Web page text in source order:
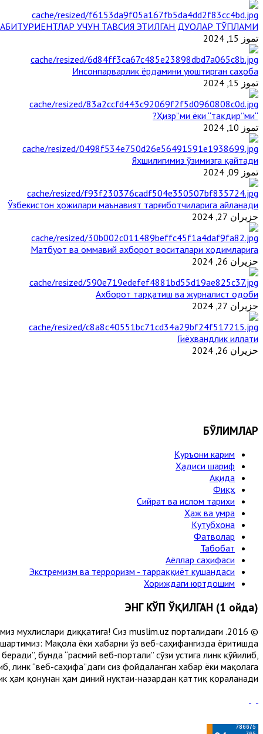
АБИТУРИЕНТЛАР УЧУН ТАВСИЯ ЭТИЛГАН ДУОЛАР ТЎПЛАМИ
تموز 15, 2024
Инсонпарварлик ёрдамини уюштирган саҳоба
تموز 15, 2024
“Ҳизр”ми ёки “тақдир”ми?
تموز 10, 2024
Яхшилигимиз ўзимизга қайтади
تموز 09, 2024
Ўзбекистон ҳожилари маънавият тарғиботчиларига айланади
حزيران 27, 2024
Матбуот ва оммавий ахборот воситалари ходимларига
حزيران 26, 2024
Ахборот тарқатиш ва журналист одоби
حزيران 27, 2024
Гиёҳвандлик иллати
حزيران 26, 2024
БЎЛИМЛАР
Қуръони карим
Ҳадиси шариф
Ақида
Фиқҳ
Сийрат ва ислом тарихи
Ҳаж ва умра
Кутубхона
Фатволар
Табобат
Аёллар саҳифаси
Экстремизм ва терроризм - тарраққиёт кушандаси
Хориждаги юртдошим
ЭНГ КЎП ЎҚИЛГАН (1 ойда)
мухлислари диққатига! Сиз muslim.uz порталидаги
Мақола ёки хабарни ўз веб-саҳифангизда ёритишда
бунда “расмий веб-портали” сўзи устига линк қўйилиб,
линк “веб-саҳифа”даги сиз фойдаланган хабар ёки мақолага
ҳам қонунан ҳам диний нуқтаи-назардан қаттиқ қораланади.